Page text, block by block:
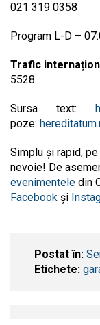
021 319 0358
Program L-D –
Trafic
5528
Sursa text:
poze:
Simplu și rapid,
nevoie! De
evenimentele din
Facebook și
Postat în:
Etichete: